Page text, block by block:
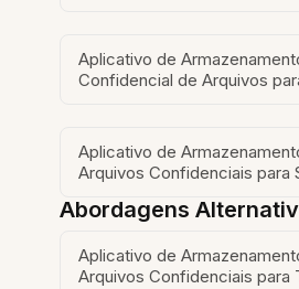
Aplicativo de
Confidencial de Arquivos
Aplicativo de
Arquivos Confidenciais para
Abordagens
Aplicativo de
Arquivos Confidenciais para